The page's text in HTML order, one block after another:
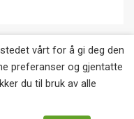
av Roy’s
bilder og
med utgiver.
vårt for å gi deg den
preferanser og gjentatte
du til bruk av alle